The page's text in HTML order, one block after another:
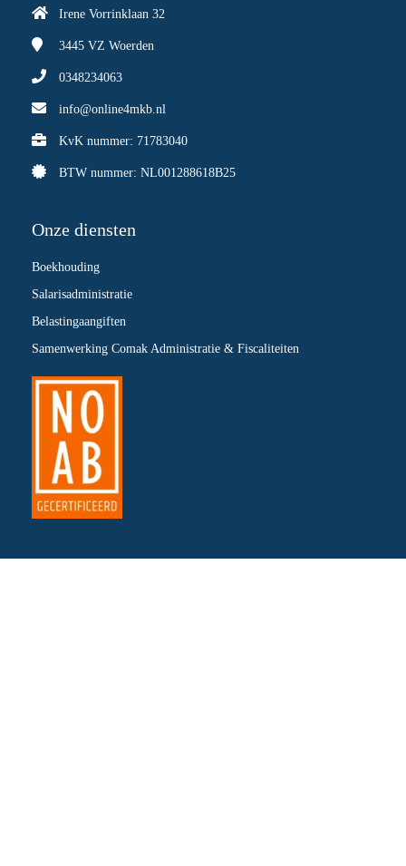
Irene Vorrinklaan 32
3445 VZ Woerden
0348234063
info@online4mkb.nl
KvK nummer: 71783040
BTW nummer: NL001288618B25
Onze diensten
Boekhouding
Salarisadministratie
Belastingaangiften
Samenwerking Comak Administratie & Fiscaliteiten